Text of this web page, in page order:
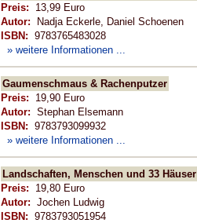
Preis: 13,99 Euro
Autor: Nadja Eckerle, Daniel Schoenen
ISBN: 9783765483028
» weitere Informationen ...
Gaumenschmaus & Rachenputzer
Preis: 19,90 Euro
Autor: Stephan Elsemann
ISBN: 9783793099932
» weitere Informationen ...
Landschaften, Menschen und 33 Häuser
Preis: 19,80 Euro
Autor: Jochen Ludwig
ISBN: 9783793051954